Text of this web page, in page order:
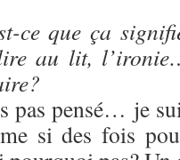
ce que ça
au lit,
pas pensé… je
si des fois